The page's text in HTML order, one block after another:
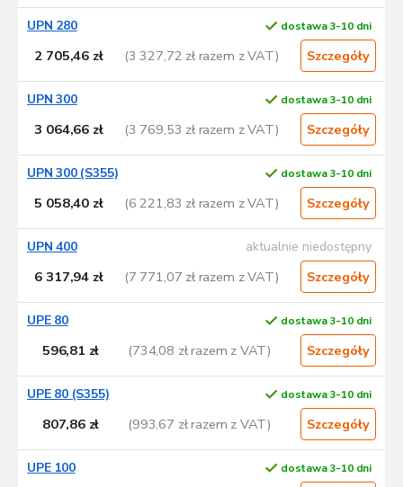
UPN 280 dostawa 3-10 dni
2 705,46 zł (3 327,72 zł razem z VAT) Szczegóły
UPN 300 dostawa 3-10 dni
3 064,66 zł (3 769,53 zł razem z VAT) Szczegóły
UPN 300 (S355) dostawa 3-10 dni
5 058,40 zł (6 221,83 zł razem z VAT) Szczegóły
UPN 400 aktualnie niedostępny
6 317,94 zł (7 771,07 zł razem z VAT) Szczegóły
UPE 80 dostawa 3-10 dni
596,81 zł (734,08 zł razem z VAT) Szczegóły
UPE 80 (S355) dostawa 3-10 dni
807,86 zł (993,67 zł razem z VAT) Szczegóły
UPE 100 dostawa 3-10 dni